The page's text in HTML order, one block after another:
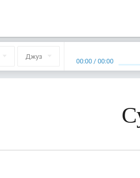
Джуз 00:00 /00:00